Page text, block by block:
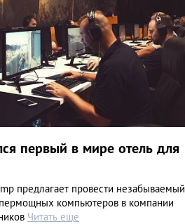
первый в мире отель для
предлагает провести незабываемый
компьютеров в компании
Читать еще